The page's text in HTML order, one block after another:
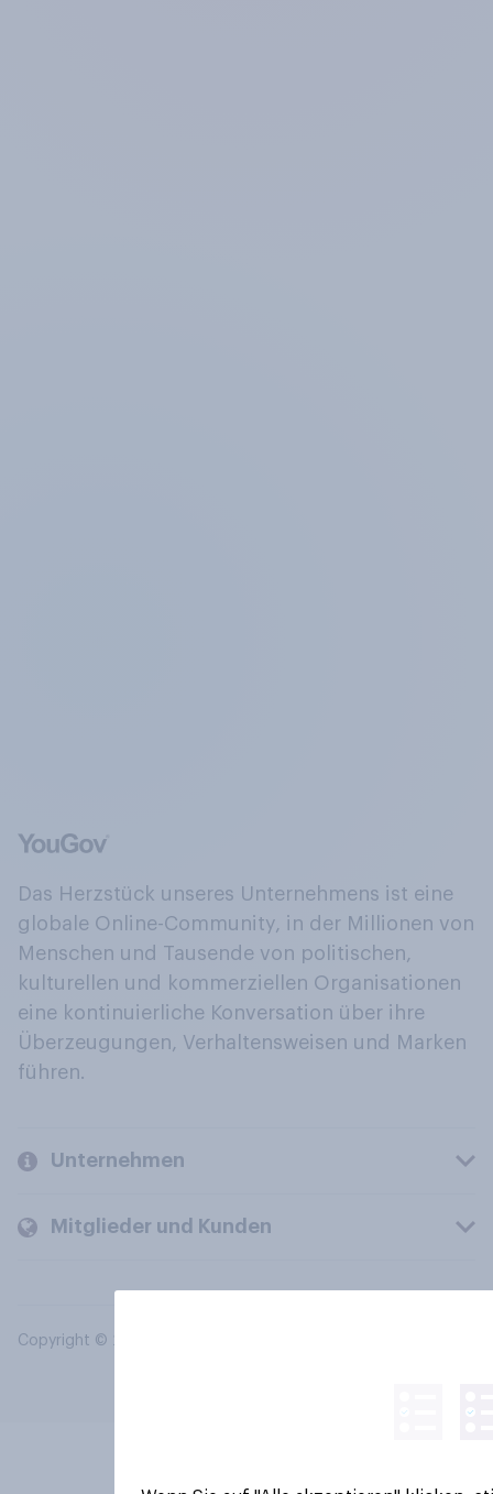
Das Herzstück unseres Unternehmens ist eine
globale Online-Community, in der Millionen von
Menschen und Tausende von politischen,
kulturellen und kommerziellen Organisationen
eine kontinuierliche Konversation über ihre
Überzeugungen, Verhaltensweisen und Marken
führen.
Unternehmen
Mitglieder und Kunden
Copyright © 2026 YouGov PLC. Alle Rechte vorbehalten.